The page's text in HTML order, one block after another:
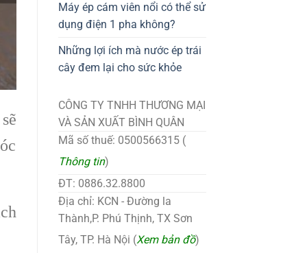
Máy ép cám viên nổi có thể sử
dụng điện 1 pha không?
Những lợi ích mà nước ép trái
cây đem lại cho sức khỏe
CÔNG TY TNHH THƯƠNG MẠI
VÀ SẢN XUẤT BÌNH QUÂN
Mã số thuế: 0500566315 (
Thông tin)
ĐT: 0886.32.8800
Địa chỉ: KCN - Đường la
Thành,P. Phú Thịnh, TX Sơn
Tây, TP. Hà Nội (Xem bản đồ)